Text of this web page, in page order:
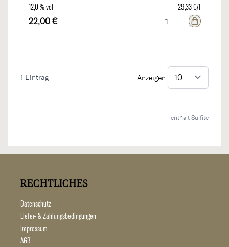
12,0 % vol
29,33 €/l
22,00 €
1 Eintrag Anzeigen
enthält Sulfite
RECHTLICHES
Datenschutz
Liefer- & Zahlungsbedingungen
Impressum
AGB